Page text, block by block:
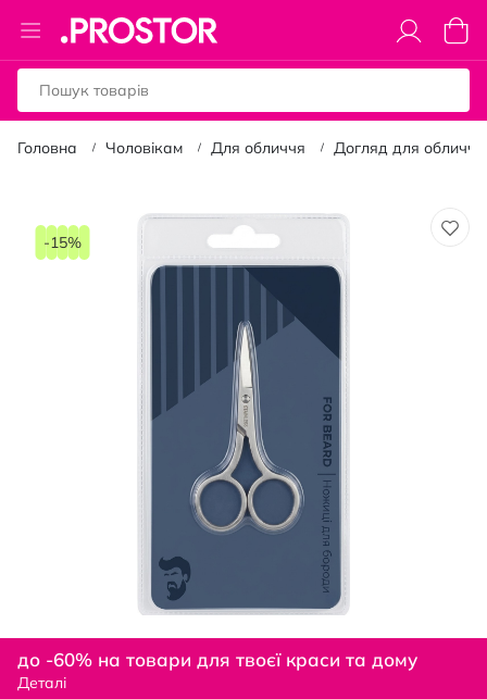
Toggle
Nav
Кошик
Головна Чоловікам Для обличчя Догляд для обличчя
кінця
-15%
початку
галереї
до -60% на товари для твоєї краси та дому
Деталі